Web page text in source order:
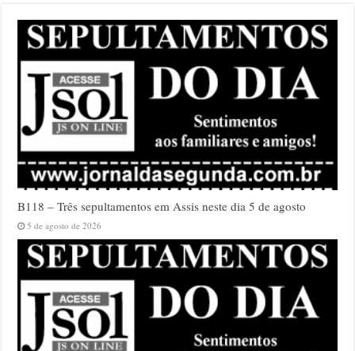
B118 – Três sepultamentos em Assis neste dia 5 de agosto
5 de agosto de 2026